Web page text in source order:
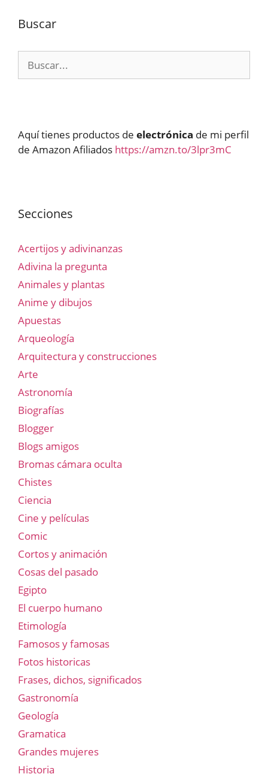
Buscar
Aquí tienes productos de electrónica de mi perfil
de Amazon Afiliados https://amzn.to/3lpr3mC
Secciones
Acertijos y adivinanzas
Adivina la pregunta
Animales y plantas
Anime y dibujos
Apuestas
Arqueología
Arquitectura y construcciones
Arte
Astronomía
Biografías
Blogger
Blogs amigos
Bromas cámara oculta
Chistes
Ciencia
Cine y películas
Comic
Cortos y animación
Cosas del pasado
Egipto
El cuerpo humano
Etimología
Famosos y famosas
Fotos historicas
Frases, dichos, significados
Gastronomía
Geología
Gramatica
Grandes mujeres
Historia